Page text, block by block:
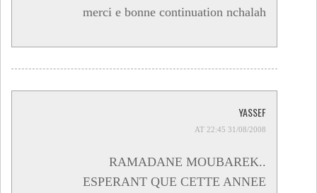
merci e bonne continuation nchalah
YASSEF
31/08/2008 AT 22:45
RAMADANE MOUBAREK..
ESPERANT QUE CETTE ANNEE